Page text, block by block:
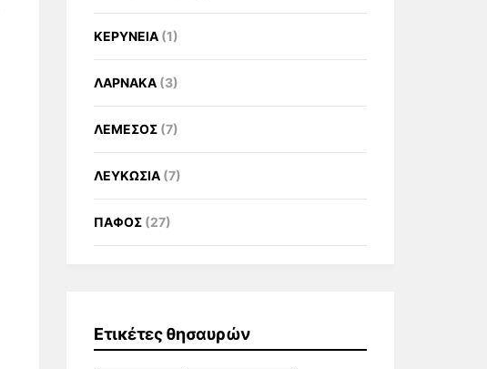
ΚΕΡΥΝΕΙΑ (1)
ΛΑΡΝΑΚΑ (3)
ΛΕΜΕΣΟΣ (7)
ΛΕΥΚΩΣΙΑ (7)
ΠΑΦΟΣ (27)
Ετικέτες θησαυρών